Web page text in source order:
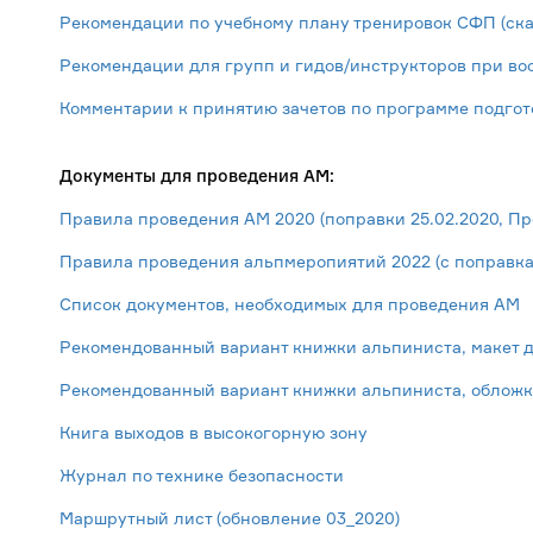
Рекомендации по учебному плану тренировок СФП
Рекомендации для групп и гидов/инструкторов при
Комментарии к принятию зачетов по программе
Документы для проведения АМ:
Правила проведения АМ 2020 (поправки 25.02.2020,
Правила проведения альпмеропиятий 2022 (с
Список документов, необходимых для проведения АМ
Рекомендованный вариант книжки альпиниста, макет
Рекомендованный вариант книжки альпиниста,
Книга выходов в высокогорную зону
Журнал по технике безопасности
Маршрутный лист (обновление 03_2020)